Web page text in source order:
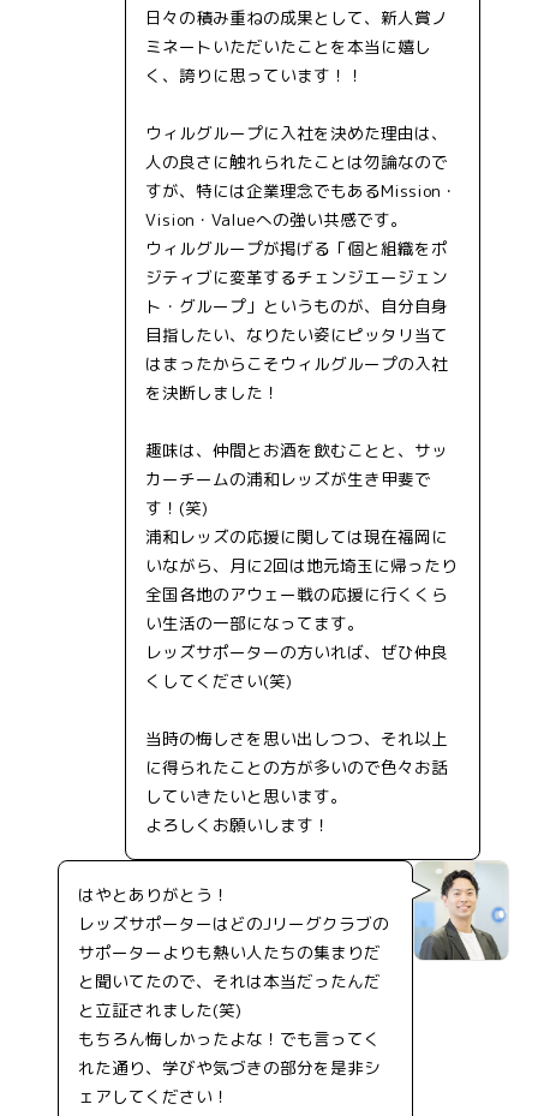
日々の積み重ねの成果として、新人賞ノ
ミネートいただいたことを本当に嬉し
く、誇りに思っています！！
ウィルグループに入社を決めた理由は、
人の良さに触れられたことは勿論なので
すが、特には企業理念でもあるMission・
Vision・Valueへの強い共感です。
ウィルグループが掲げる「個と組織をポ
ジティブに変革するチェンジエージェン
ト・グループ」というものが、自分自身
目指したい、なりたい姿にピッタリ当て
はまったからこそウィルグループの入社
を決断しました！
趣味は、仲間とお酒を飲むことと、サッ
カーチームの浦和レッズが生き甲斐で
す！(笑)
浦和レッズの応援に関しては現在福岡に
いながら、月に2回は地元埼玉に帰ったり
全国各地のアウェー戦の応援に行くくら
い生活の一部になってます。
レッズサポーターの方いれば、ぜひ仲良
くしてください(笑)
当時の悔しさを思い出しつつ、それ以上
に得られたことの方が多いので色々お話
していきたいと思います。
よろしくお願いします！
はやとありがとう！
レッズサポーターはどのJリーグクラブの
サポーターよりも熱い人たちの集まりだ
と聞いてたので、それは本当だったんだ
と立証されました(笑)
もちろん悔しかったよな！でも言ってく
れた通り、学びや気づきの部分を是非シ
ェアしてください！